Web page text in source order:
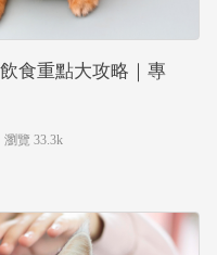
食重點大攻略｜專
瀏覽 33.3k